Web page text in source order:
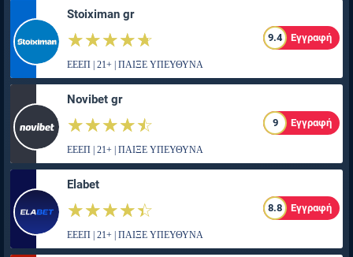
Stoiximan gr
☆☆☆☆☆
★★★★★ 9.4 Εγγραφή
ΕΕΕΠ | 21+ | ΠΑΙΞΕ ΥΠΕΥΘΥΝΑ
Novibet gr
☆☆☆☆☆
★★★★★ 9 Εγγραφή
ΕΕΕΠ | 21+ | ΠΑΙΞΕ ΥΠΕΥΘΥΝΑ
Elabet
☆☆☆☆☆
★★★★★ 8.8 Εγγραφή
ΕΕΕΠ | 21+ | ΠΑΙΞΕ ΥΠΕΥΘΥΝΑ